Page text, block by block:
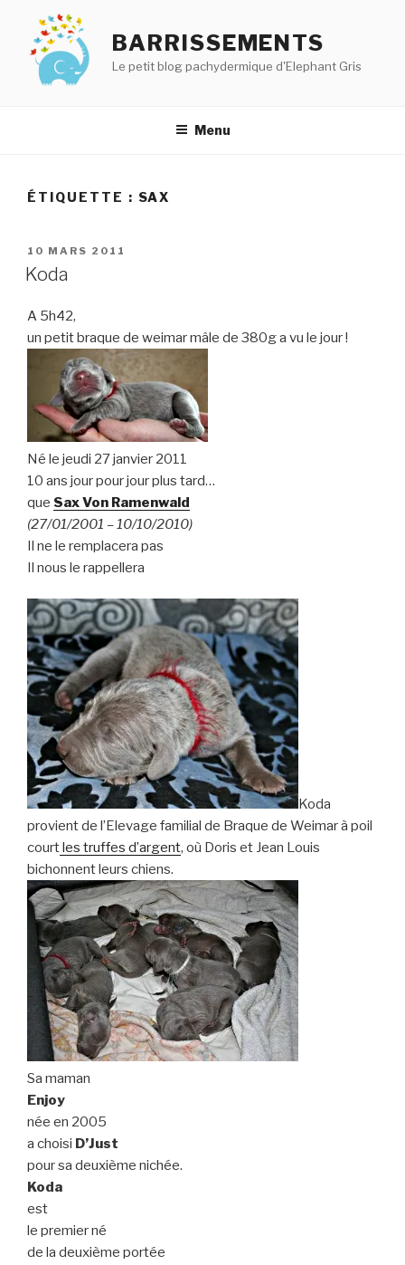
contenu
principal
BARRISSEMENTS
Le petit blog pachydermique d'Elephant Gris
Menu
ÉTIQUETTE : SAX
PUBLIÉ
LE
10 MARS 2011
Koda
A 5h42,
un petit braque de weimar mâle de 380g a vu le jour !
Né le jeudi 27 janvier 2011
10 ans jour pour jour plus tard…
que Sax Von Ramenwald
(27/01/2001 – 10/10/2010)
Il ne le remplacera pas
Il nous le rappellera
Koda
provient de l’Elevage familial de Braque de Weimar à poil
courtles truffes d’argent, où Doris et Jean Louis
bichonnent leurs chiens.
Sa maman
Enjoy
née en 2005
a choisi D’Just
pour sa deuxième nichée.
Koda
est
le premier né
de la deuxième portée